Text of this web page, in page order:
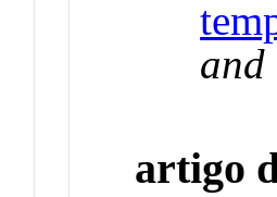
and
artigo